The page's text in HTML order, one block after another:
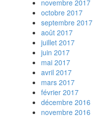
novembre 2017
octobre 2017
septembre 2017
août 2017
juillet 2017
juin 2017
mai 2017
avril 2017
mars 2017
février 2017
décembre 2016
novembre 2016